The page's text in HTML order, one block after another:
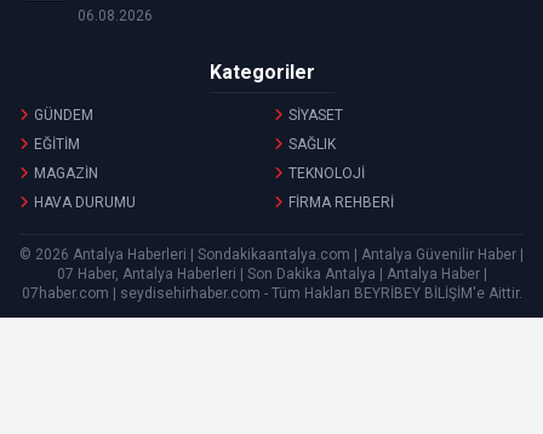
06.08.2026
Kategoriler
GÜNDEM
SİYASET
EĞİTİM
SAĞLIK
MAGAZİN
TEKNOLOJİ
HAVA DURUMU
FİRMA REHBERİ
© 2026 Antalya Haberleri | Sondakikaantalya.com | Antalya Güvenilir Haber |
07 Haber, Antalya Haberleri | Son Dakika Antalya | Antalya Haber |
07haber.com | seydisehirhaber.com - Tüm Hakları BEYRİBEY BİLİŞİM 'e Aittir.